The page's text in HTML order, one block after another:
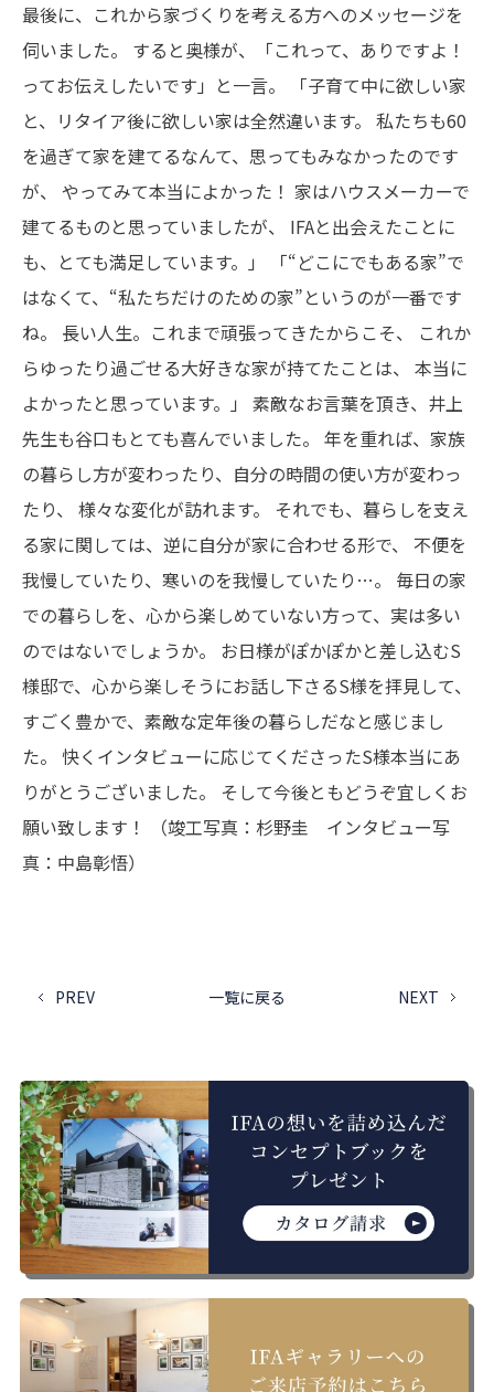
最後に、これから家づくりを考える方へのメッセージを
伺いました。
すると奥様が、「これって、ありですよ！
ってお伝えしたいです」と一言。
「子育て中に欲しい家
と、リタイア後に欲しい家は全然違います。 私たちも60
を過ぎて家を建てるなんて、思ってもみなかったのです
が、 やってみて本当によかった！ 家はハウスメーカーで
建てるものと思っていましたが、
IFAと出会えたことに
も、とても満足しています。」
「“どこにでもある家”で
はなくて、“私たちだけのための家”というのが一番です
ね。
長い人生。これまで頑張ってきたからこそ、
これか
らゆったり過ごせる大好きな家が持てたことは、 本当に
よかったと思っています。」 素敵なお言葉を頂き、井上
先生も谷口もとても喜んでいました。 年を重れば、家族
の暮らし方が変わったり、自分の時間の使い方が変わっ
たり、 様々な変化が訪れます。
それでも、暮らしを支え
る家に関しては、逆に自分が家に合わせる形で、
不便を
我慢していたり、寒いのを我慢していたり…。
毎日の家
での暮らしを、心から楽しめていない方って、実は多い
のではないでしょうか。
お日様がぽかぽかと差し込むS
様邸で、心から楽しそうにお話し下さるS様を拝見して、
すごく豊かで、素敵な定年後の暮らしだなと感じまし
た。 快くインタビューに応じてくださったS様本当にあ
りがとうございました。
そして今後ともどうぞ宜しくお
願い致します！
（竣工写真：杉野圭 インタビュー写
真：中島彰悟）
PREV 一覧に戻る NEXT